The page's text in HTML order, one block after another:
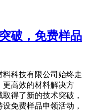
破，免费样品
科技有限公司始终走
更高效的材料解决方
得了新的技术突破，
免费样品申领活动，